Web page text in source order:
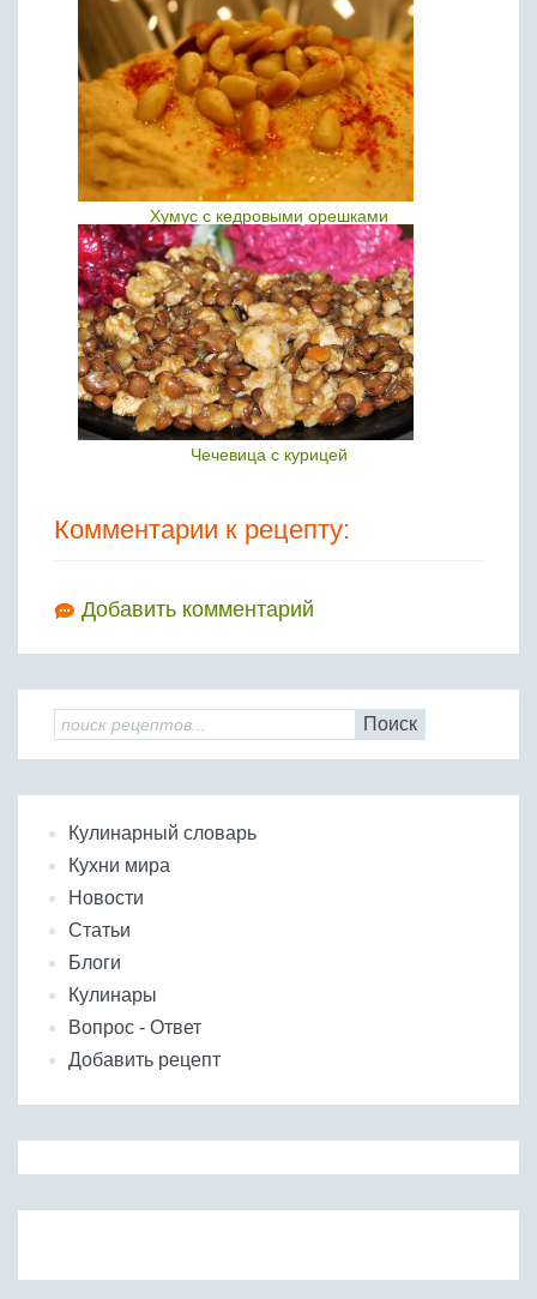
Хумус с кедровыми орешками
Чечевица с курицей
Комментарии к рецепту:
Добавить комментарий
Поиск
Кулинарный словарь
Кухни мира
Новости
Статьи
Блоги
Кулинары
Вопрос - Ответ
Добавить рецепт